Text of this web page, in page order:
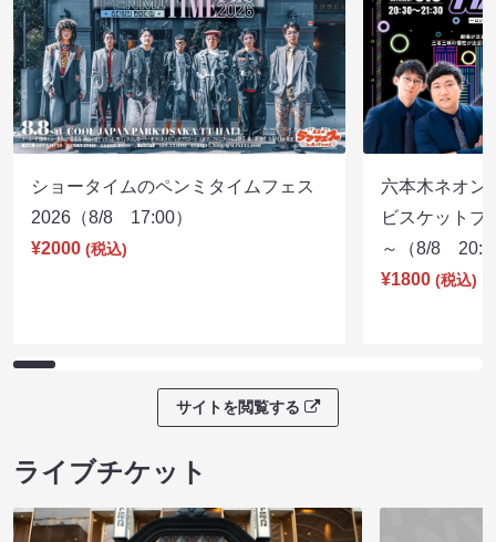
ショータイムのペンミタイムフェス
2026（8/8 17:00）
¥2000 (税込)
六本木ネオン
ビスケットブ
～（8/8
¥1800 (税込)
サイトを閲覧する
ライブチケット